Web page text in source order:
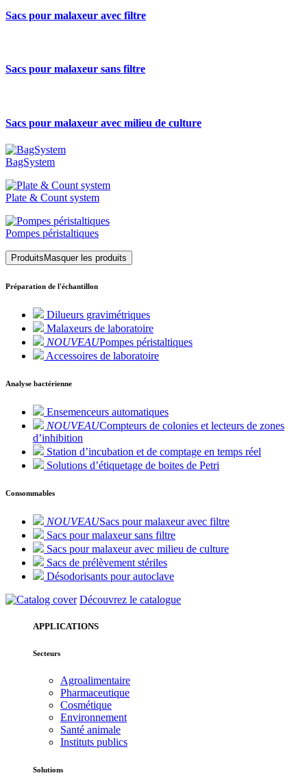
Sacs pour malaxeur avec filtre
Sacs pour malaxeur sans filtre
Sacs pour malaxeur avec milieu de culture
BagSystem
Plate & Count system
Pompes péristaltiques
Produits Masquer les produits
Préparation de l'échantillon
Dilueurs gravimétriques
Malaxeurs de laboratoire
NOUVEAUPompes péristaltiques
Accessoires de laboratoire
Analyse bactérienne
Ensemenceurs automatiques
NOUVEAUCompteurs de colonies et lecteurs de zones
d’inhibition
Station d’incubation et de comptage en temps réel
Solutions d’étiquetage de boites de Petri
Consommables
NOUVEAUSacs pour malaxeur avec filtre
Sacs pour malaxeur sans filtre
Sacs pour malaxeur avec milieu de culture
Sacs de prélèvement stériles
Désodorisants pour autoclave
Découvrez le catalogue
APPLICATIONS
Secteurs
Agroalimentaire
Pharmaceutique
Cosmétique
Environnement
Santé animale
Instituts publics
Solutions